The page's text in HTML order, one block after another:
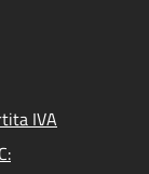
IVA